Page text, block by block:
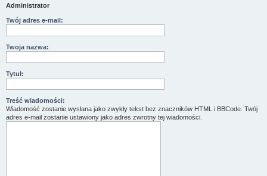
Administrator
Twój adres e-mail:
Twoja nazwa:
Tytuł:
Treść wiadomości:
Wiadomość zostanie wysłana jako zwykły tekst bez znaczników HTML i BBCode. Twój
adres e-mail zostanie ustawiony jako adres zwrotny tej wiadomości.